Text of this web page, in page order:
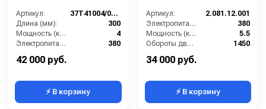
Артикул:
37T41004/0IN2A2M0
Длина (мм):
300
Мощность (кВт):
4
Электропитание (В):
380
Обороты двигателя (об/мин):
42 000 руб.
⚡ В корзину
Артикул:
2.081.12.001
Электропитание (В):
380
Мощность (кВт):
5.5
Обороты двигателя (об/мин):
1450
34 000 руб.
⚡ В корзину